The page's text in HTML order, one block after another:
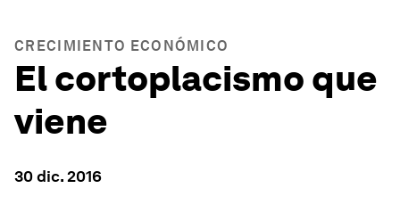
CRECIMIENTO ECONÓMICO
El cortoplacismo que
viene
30 dic. 2016